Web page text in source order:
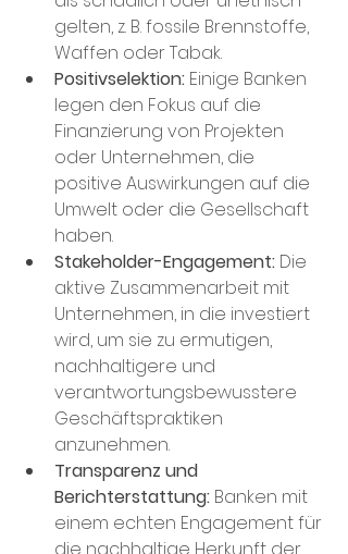
gelten, z. B. fossile Brennstoffe,
Waffen oder Tabak.
Positivselektion: Einige Banken
legen den Fokus auf die
Finanzierung von Projekten
oder Unternehmen, die
positive Auswirkungen auf die
Umwelt oder die Gesellschaft
haben.
Stakeholder-Engagement: Die
aktive Zusammenarbeit mit
Unternehmen, in die investiert
wird, um sie zu ermutigen,
nachhaltigere und
verantwortungsbewusstere
Geschäftspraktiken
anzunehmen.
Transparenz und
Berichterstattung: Banken mit
einem echten Engagement für